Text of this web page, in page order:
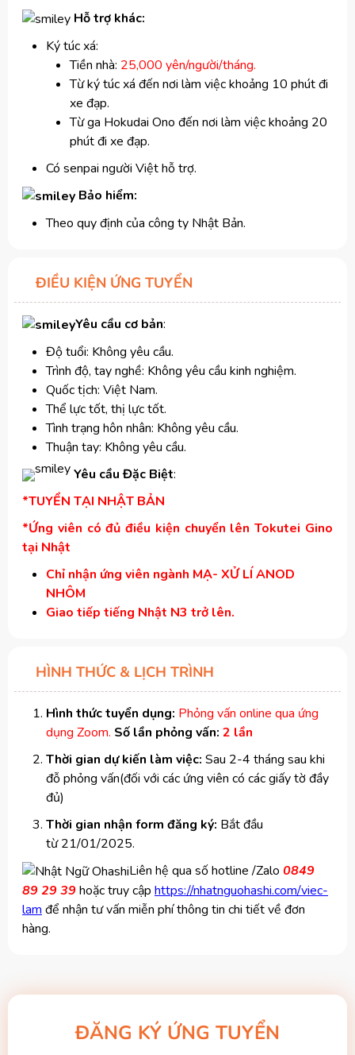
Hỗ trợ khác:
Ký túc xá:
Tiền nhà: 25,000 yên/người/tháng.
Từ ký túc xá đến nơi làm việc khoảng 10 phút đi
xe đạp.
Từ ga Hokudai Ono đến nơi làm việc khoảng 20
phút đi xe đạp.
Có senpai người Việt hỗ trợ.
​ Bảo hiểm:
Theo quy định của công ty Nhật Bản.
ĐIỀU KIỆN ỨNG TUYỂN
Yêu cầu cơ bản:
Độ tuổi: Không yêu cầu.
Trình độ, tay nghề: Không yêu cầu kinh nghiệm.
Quốc tịch: Việt Nam.
Thể lực tốt, thị lực tốt.
Tình trạng hôn nhân: Không yêu cầu.
Thuận tay: Không yêu cầu.
Yêu cầu Đặc Biệt:
*TUYỂN TẠI NHẬT BẢN
*Ứng viên có đủ điều kiện chuyển lên Tokutei Gino
tại Nhật
Chỉ nhận ứng viên ngành MẠ- XỬ LÍ ANOD
NHÔM
Giao tiếp tiếng Nhật N3 trở lên.
HÌNH THỨC & LỊCH TRÌNH
Hình thức tuyển dụng: Phỏng vấn online qua ứng
dụng Zoom. Số lần phỏng vấn: 2 lần
Thời gian dự kiến làm việc: Sau 2-4 tháng sau khi
đỗ phỏng vấn(đối với các ứng viên có các giấy tờ đầy
đủ)
Thời gian nhận form đăng ký: Bắt đầu
từ 21/01/2025.
Liên hệ qua số hotline /Zalo 0849
89 29 39hoặc truy cập https://nhatnguohashi.com/viec-
lam để nhận tư vấn miễn phí thông tin chi tiết về đơn
hàng.
ĐĂNG KÝ ỨNG TUYỂN